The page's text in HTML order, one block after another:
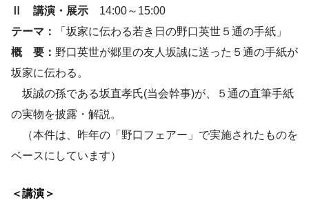
Ⅱ 講演・展示 14:00～15:00
テーマ：
「坂家に伝わる若き日の野口英世５通の手紙」
概 要： 野口英世が郷里の友人坂誠に送った５通の手紙が
坂家に伝わる。
坂誠の孫である坂直孝氏(当会幹事)が、５通の直筆手紙
の実物を披露・解説。
（本件は、昨年の「野口フェアー」で実施されたものを
ベースにしています）
＜講演＞